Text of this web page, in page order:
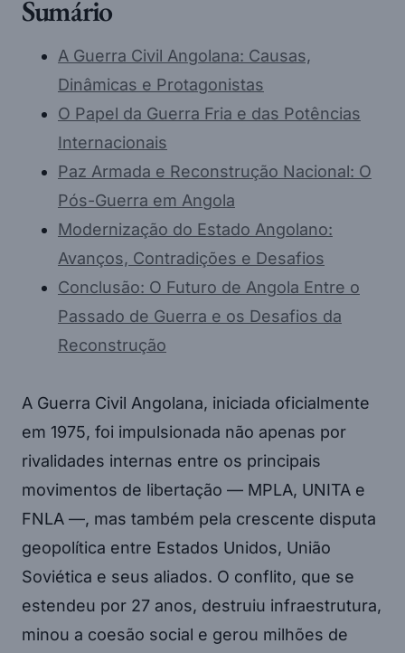
Sumário
A Guerra Civil Angolana: Causas,
Dinâmicas e Protagonistas
O Papel da Guerra Fria e das Potências
Internacionais
Paz Armada e Reconstrução Nacional: O
Pós-Guerra em Angola
Modernização do Estado Angolano:
Avanços, Contradições e Desafios
Conclusão: O Futuro de Angola Entre o
Passado de Guerra e os Desafios da
Reconstrução
A Guerra Civil Angolana, iniciada oficialmente
em 1975, foi impulsionada não apenas por
rivalidades internas entre os principais
movimentos de libertação — MPLA, UNITA e
FNLA —, mas também pela crescente disputa
geopolítica entre Estados Unidos, União
Soviética e seus aliados. O conflito, que se
estendeu por 27 anos, destruiu infraestrutura,
minou a coesão social e gerou milhões de